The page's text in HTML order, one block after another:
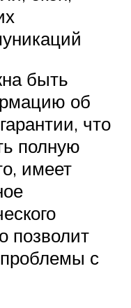
быть
об
что
полную
имеет
позволит
с